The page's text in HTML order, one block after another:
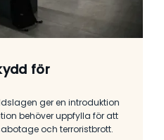
för
ger en introduktion
behöver uppfylla för att
och terroristbrott.